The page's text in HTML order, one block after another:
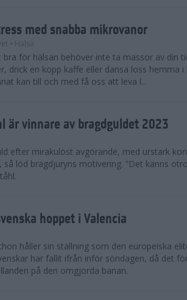
med snabba mikrovanor
• Hälsa
för hälsan behöver inte ta massor av din
drick en kopp kaffe eller dansa loss hemma
kan till och med få oss att leva l...
är vinnare av bragdguldet 2023
efter mirakulöst avgörande, med urstark
så löd bragdjuryns motivering. ”Det känns
hoppet i Valencia
håller sin ställning som den europeiska
har fallit ifrån inför söndagen, då det
på den omgjorda banan.